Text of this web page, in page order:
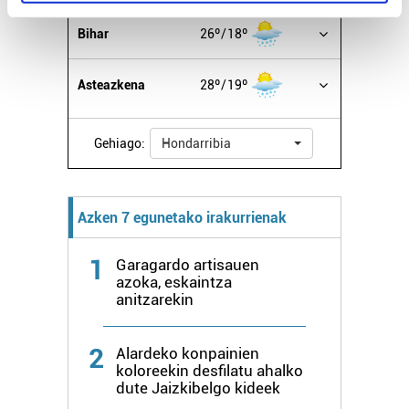
Find out more about how your personal data is processed
details section
Guk eta gure bazkideek zure datu pertsonalak
prozesatzen ditugu, zure IP zenbakia, besteak beste,
teknologia erabiliz, cookieak adibidez, iragarki eta eduki
pertsonalizatuak eskaintzeko, iragarkiak eta edukia
produktuak garatzeko. Zure datuak nork eta zertarako
erabiltzen dituen hauta dezakezu.
Bazkide batzuek ez dizute baimenik eskatzen, eta beren
interes komertzial legitimoetan babesten dira. Ikusi gure
dezakezun ikusteko.
Lortu zure datu pertsonalak prozesatzeko moduari
Bihar 26º 18º
Asteazkena 28º 19º
Gehiago: Hondarribia
Azken 7 egunetako irakurrienak
1
Garagardo artisauen
azoka, eskaintza
anitzarekin
2
Alardeko konpainien
koloreekin desfilatu ahalko
dute Jaizkibelgo kideek